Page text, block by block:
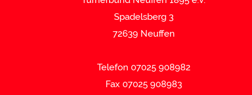
Spadelsberg 3
72639 Neuffen
Telefon 07025 908982
Fax 07025 908983